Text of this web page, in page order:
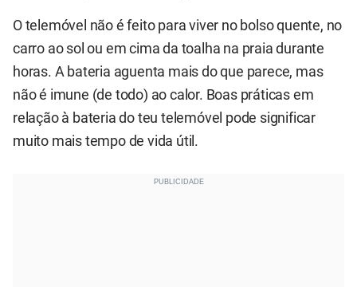
O telemóvel não é feito para viver no bolso quente, no
carro ao sol ou em cima da toalha na praia durante
horas. A bateria aguenta mais do que parece, mas
não é imune (de todo) ao calor. Boas práticas em
relação à bateria do teu telemóvel pode significar
muito mais tempo de vida útil.